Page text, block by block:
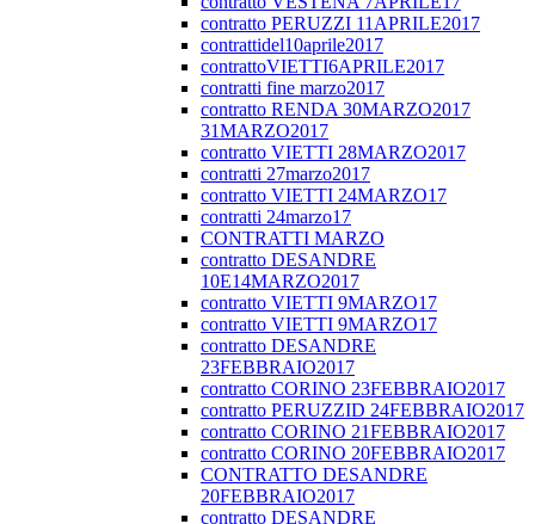
contratto PERUZZI 11APRILE2017
contrattidel10aprile2017
contrattoVIETTI6APRILE2017
contratti fine marzo2017
contratto RENDA 30MARZO2017
31MARZO2017
contratto VIETTI 28MARZO2017
contratti 27marzo2017
contratto VIETTI 24MARZO17
contratti 24marzo17
CONTRATTI MARZO
contratto DESANDRE
10E14MARZO2017
contratto VIETTI 9MARZO17
contratto VIETTI 9MARZO17
contratto DESANDRE
23FEBBRAIO2017
contratto CORINO 23FEBBRAIO2017
contratto PERUZZID 24FEBBRAIO2017
contratto CORINO 21FEBBRAIO2017
contratto CORINO 20FEBBRAIO2017
CONTRATTO DESANDRE
20FEBBRAIO2017
contratto DESANDRE